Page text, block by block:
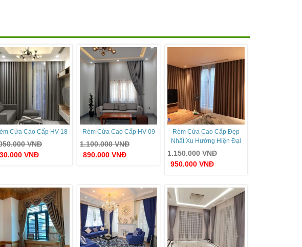
Cửa Cao Cấp HV 18
VNĐ
VNĐ
Rèm Cửa Cao Cấp HV 09
1.100.000VNĐ
890.000 VNĐ
Rèm Cửa Cao Cấp Đẹp
Nhất Xu Hướng Hiện Đại
1.150.000VNĐ
950.000 VNĐ